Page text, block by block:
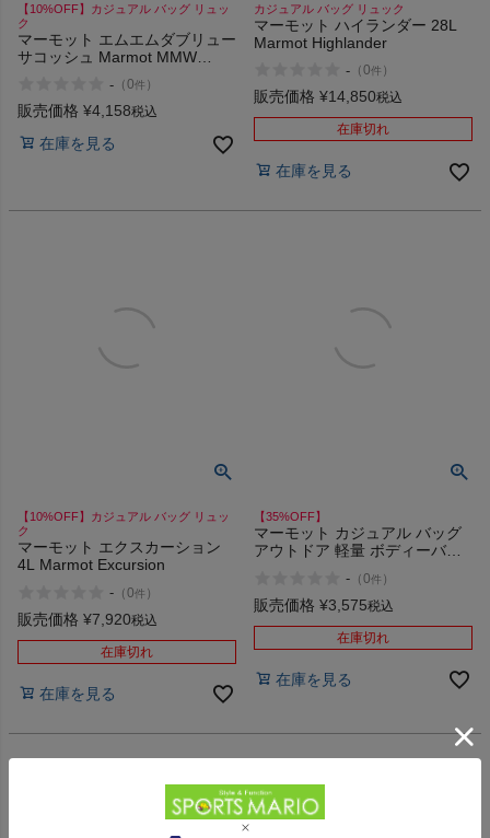
キャンプ・フェス
通学
スポーツマリオTOP
ベースボールマリオ（野球商品）
お気に入り
ご利用ガイド
【10%OFF】カジュアル バッグ リュッ
ク
マーモット エムエムダブリュー
サコッシュ Marmot MMW
- （0件 ）
販売価格 ¥4,158税込
在庫を見る
カジュアル バッグ リュック
マーモット ハイランダー 28L
Marmot Highlander
- （0件 ）
販売価格 ¥14,850税込
在庫切れ
在庫を見る
【10%OFF】カジュアル バッグ リュッ
ク
マーモット エクスカーション
4L Marmot Excursion
- （0件 ）
販売価格 ¥7,920税込
在庫切れ
在庫を見る
【35%OFF】
マーモット カジュアル バッグ
アウトドア 軽量 ボディーバッ
Body Bag アウトレット セール
- （0件 ）
販売価格 ¥3,575税込
在庫切れ
在庫を見る